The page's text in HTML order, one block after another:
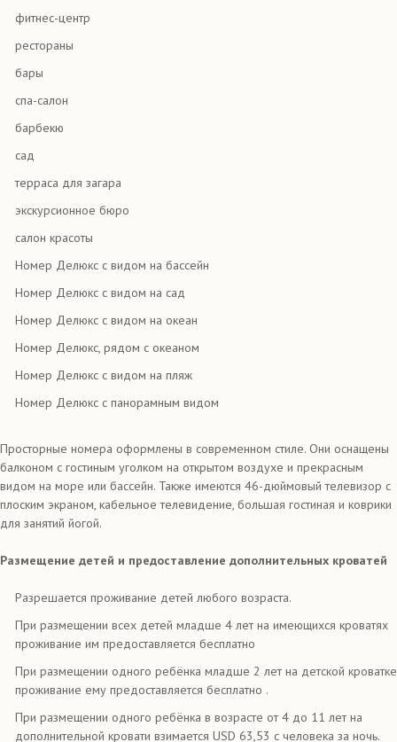
фитнес-центр
рестораны
бары
спа-салон
барбекю
сад
терраса для загара
экскурсионное бюро
салон красоты
Номер Делюкс с видом на бассейн
Номер Делюкс с видом на сад
Номер Делюкс с видом на океан
Номер Делюкс, рядом с океаном
Номер Делюкс с видом на пляж
Номер Делюкс с панорамным видом
Просторные номера оформлены в современном стиле. Они оснащены
балконом с гостиным уголком на открытом воздухе и прекрасным
видом на море или бассейн. Также имеются 46-дюймовый телевизор с
плоским экраном, кабельное телевидение, большая гостиная и коврики
для занятий йогой.
Размещение детей и предоставление дополнительных кроватей
Разрешается проживание детей любого возраста.
При размещении всех детей младше 4 лет на имеющихся кроватях
проживание им предоставляется бесплатно
При размещении одного ребёнка младше 2 лет на детской кроватке
проживание ему предоставляется бесплатно .
При размещении одного ребёнка в возрасте от 4 до 11 лет на
дополнительной кровати взимается USD 63,53 с человека за ночь.